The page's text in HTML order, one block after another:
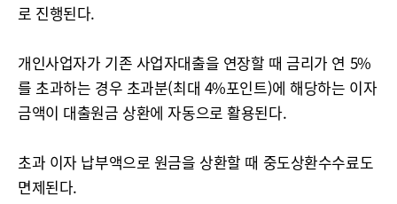
로 진행된다.
개인사업자가 기존 사업자대출을 연장할 때 금리가 연 5%
를 초과하는 경우 초과분(최대 4%포인트)에 해당하는 이자
금액이 대출원금 상환에 자동으로 활용된다.
초과 이자 납부액으로 원금을 상환할 때 중도상환수수료도
면제된다.